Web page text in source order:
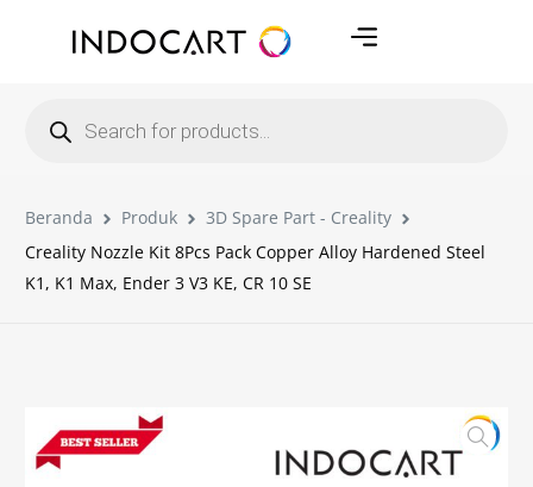
Beranda Produk
3D Spare Part - Creality
Creality Nozzle Kit 8Pcs Pack Copper Alloy Hardened Steel
K1, K1 Max, Ender 3 V3 KE, CR 10 SE